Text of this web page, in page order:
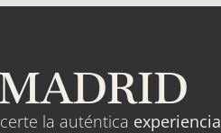
la auténtica experiencia